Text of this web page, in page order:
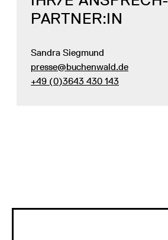
PARTNER:IN
Sandra Siegmund
presse@buchenwald.de
+49 (0)3643 430 143